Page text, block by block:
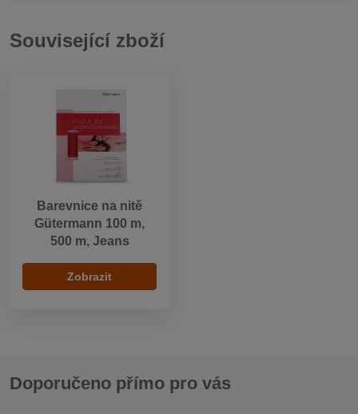
Související zboží
Barevnice na nitě
Gütermann 100 m,
500 m, Jeans
Zobrazit
Doporučeno přímo pro vás